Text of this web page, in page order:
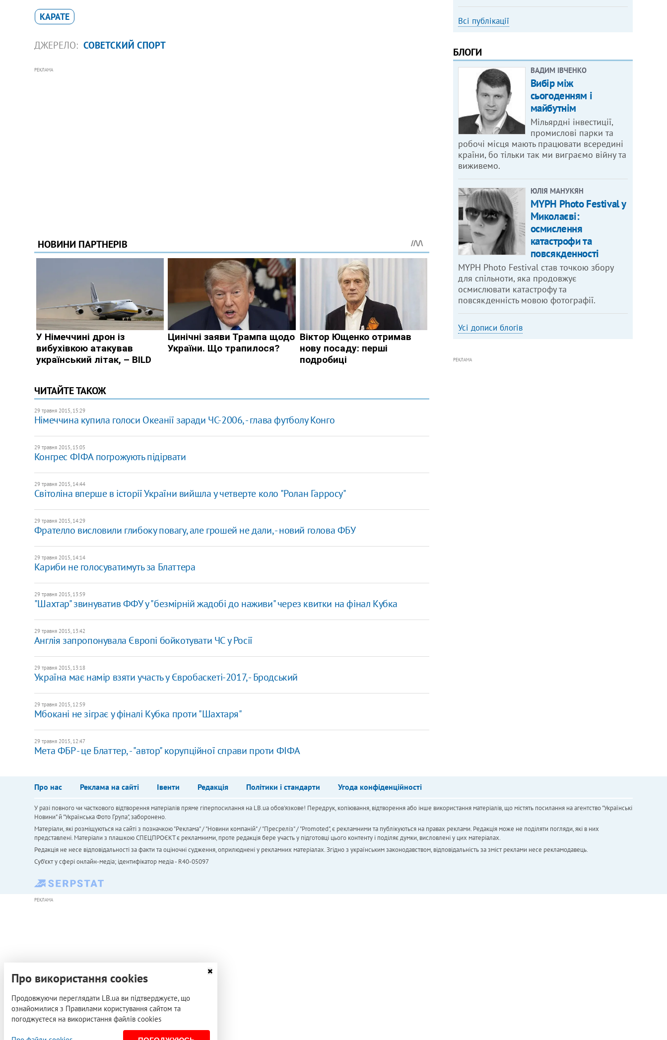
КАРАТЕ
ДЖЕРЕЛО: СОВЕТСКИЙ СПОРТ
РЕКЛАМА
ЧИТАЙТЕ ТАКОЖ
29 травня 2015, 15:29
Німеччина купила голоси Океанії заради ЧС-2006, - глава футболу Конго
29 травня 2015, 15:05
Конгрес ФІФА погрожують підірвати
29 травня 2015, 14:44
Світоліна вперше в історії України вийшла у четверте коло "Ролан Гарросу"
29 травня 2015, 14:29
Фрателло висловили глибоку повагу, але грошей не дали, - новий голова ФБУ
29 травня 2015, 14:14
Кариби не голосуватимуть за Блаттера
29 травня 2015, 13:59
"Шахтар" звинуватив ФФУ у "безмірній жадобі до наживи" через квитки на фінал Кубка
29 травня 2015, 13:42
Англія запропонувала Європі бойкотувати ЧС у Росії
29 травня 2015, 13:18
Україна має намір взяти участь у Євробаскеті-2017, - Бродський
29 травня 2015, 12:59
Мбокані не зіграє у фіналі Кубка проти "Шахтаря"
29 травня 2015, 12:47
Мета ФБР - це Блаттер, - "автор" корупційної справи проти ФІФА
Всі публікації
БЛОГИ
ВАДИМ ІВЧЕНКО
Вибір між
сьогоденням і
майбутнім
Мільярдні інвестиції,
промислові парки та
робочі місця мають працювати всередині
країни, бо тільки так ми виграємо війну та
виживемо.
ЮЛІЯ МАНУКЯН
MYPH Photo Festival у
Миколаєві:
осмислення
катастрофи та
повсякденності
MYPH Photo Festival став точкою збору
для спільноти, яка продовжує
осмислювати катастрофу та
повсякденність мовою фотографії.
Усі дописи блогів
РЕКЛАМА
Про нас Реклама на сайті Івенти Редакція Політики і стандарти Угода конфіденційності
У разі повного чи часткового відтворення матеріалів пряме гіперпосилання на LB.ua обов'язкове! Передрук, копіювання, відтворення або інше використання матеріалів, що містять посилання на агентство "Українськi
Новини" й "Українська Фото Група", заборонено.
Матеріали, які розміщуються на сайті з позначкою "Реклама" / "Новини компаній" / "Пресреліз" / "Promoted", є рекламними та публікуються на правах реклами. Редакція може не поділяти погляди, які в них
представлені. Матеріали з плашкою СПЕЦПРОЄКТ є рекламними, проте редакція бере участь у підготовці цього контенту і поділяє думки, висловлені у цих матеріалах.
Редакція не несе відповідальності за факти та оціночні судження, оприлюднені у рекламних матеріалах. Згідно з українським законодавством, відповідальність за зміст реклами несе рекламодавець.
Cуб'єкт у сфері онлайн-медіа; ідентифікатор медіа - R40-05097
РЕКЛАМА
Про використання cookies
Продовжуючи переглядати LB.ua ви підтверджуєте, що
ознайомилися з Правилами користування сайтом та
погоджуєтеся на використання файлів cookies